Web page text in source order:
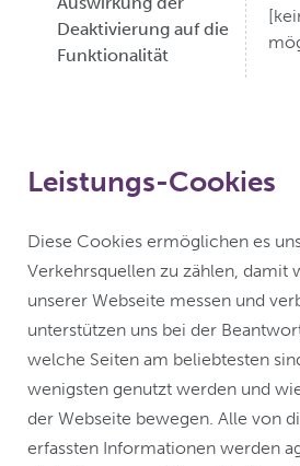
Deaktivierung auf die
Funktionalität
Leistungs-Cookies
Diese Cookies ermöglichen es
Verkehrsquellen zu zählen, damit
unserer Webseite messen und
unterstützen uns bei der
welche Seiten am beliebtesten
wenigsten genutzt werden und
der Webseite bewegen. Alle von
erfassten Informationen werden